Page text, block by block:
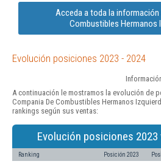
Acceda a toda la información
Combustibles Hermanos
Evolución posiciones 2023 - 2024
A continuación le mostramos la evolución de
Compania De Combustibles Hermanos
rankings según sus ventas:
Evolución posiciones
Ranking Posición 2023